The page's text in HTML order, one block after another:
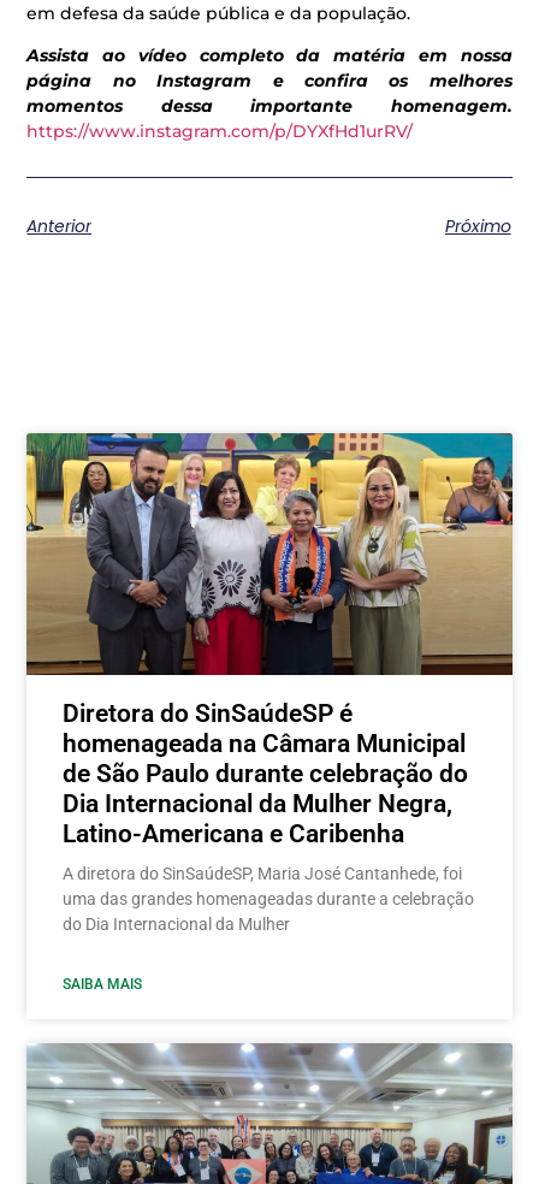
em defesa da saúde pública e da população.
Assista ao vídeo completo da matéria em nossa
página no Instagram e confira os melhores
momentos dessa importante homenagem.
https://www.instagram.com/p/DYXfHd1urRV/
Anterior Próximo
Postagens relacionadas
Diretora do SinSaúdeSP é
homenageada na Câmara Municipal
de São Paulo durante celebração do
Dia Internacional da Mulher Negra,
Latino-Americana e Caribenha
A diretora do SinSaúdeSP, Maria José Cantanhede, foi
uma das grandes homenageadas durante a celebração
do Dia Internacional da Mulher
SAIBA MAIS